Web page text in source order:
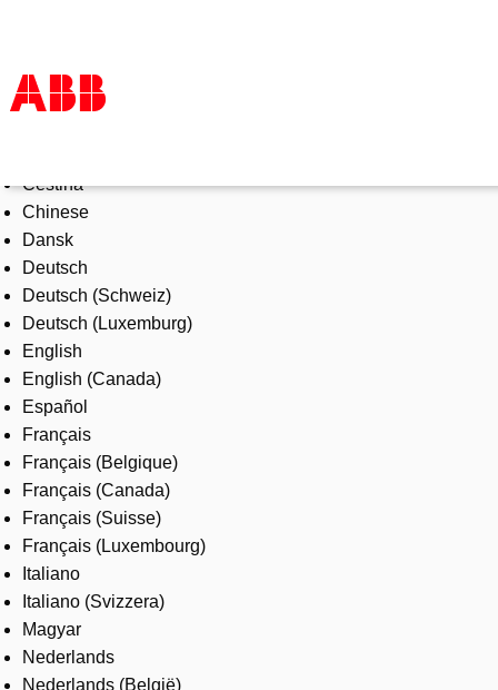
Products & Solutions
Industries
Services
About us
Where to buy
Contact us
Careers
Čeština
Chinese
Dansk
Deutsch
Deutsch (Schweiz)
Deutsch (Luxemburg)
English
English (Canada)
Español
Français
Français (Belgique)
Français (Canada)
Français (Suisse)
Français (Luxembourg)
Italiano
Italiano (Svizzera)
Magyar
Nederlands
Nederlands (België)